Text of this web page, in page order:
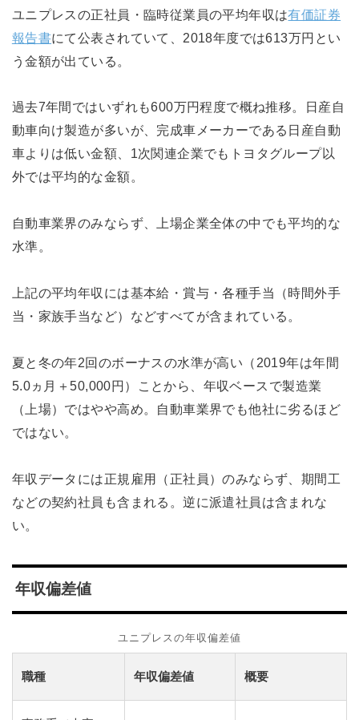
ユニプレスの正社員・臨時従業員の平均年収は有価証券
報告書にて公表されていて、2018年度では613万円とい
う金額が出ている。
過去7年間ではいずれも600万円程度で概ね推移。日産自
動車向け製造が多いが、完成車メーカーである日産自動
車よりは低い金額、1次関連企業でもトヨタグループ以
外では平均的な金額。
自動車業界のみならず、上場企業全体の中でも平均的な
水準。
上記の平均年収には基本給・賞与・各種手当（時間外手
当・家族手当など）などすべてが含まれている。
夏と冬の年2回のボーナスの水準が高い（2019年は年間
5.0ヵ月＋50,000円）ことから、年収ベースで製造業
（上場）ではやや高め。自動車業界でも他社に劣るほど
ではない。
年収データには正規雇用（正社員）のみならず、期間工
などの契約社員も含まれる。逆に派遣社員は含まれな
い。
年収偏差値
ユニプレスの年収偏差値
職種 年収偏差値 概要